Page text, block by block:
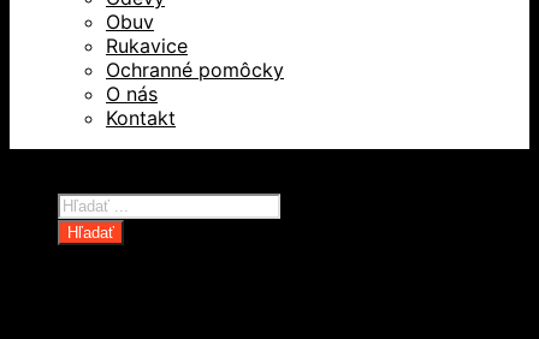
Obuv
Rukavice
Ochranné pomôcky
O nás
Kontakt
Products
search
Hľadať